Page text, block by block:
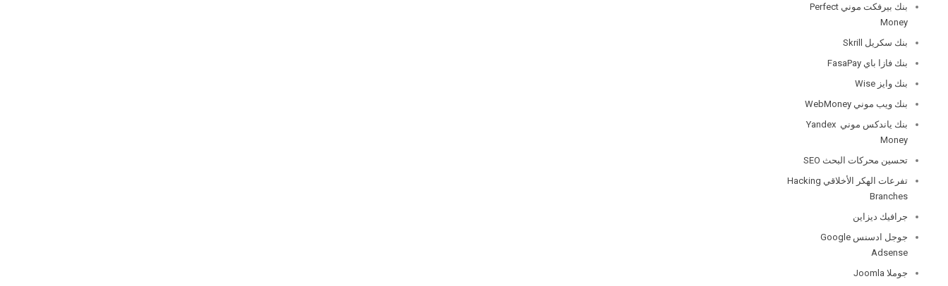
بنك بيرفكت موني Perfect
Money
بنك سكريل Skrill
بنك فازا باي FasaPay
بنك وايز Wise
بنك ويب موني WebMoney
بنك ياندكس موني Yandex
Money
تحسين محركات البحث SEO
تفرعات الهكر الأخلاقي Hacking
Branches
جرافيك ديزاين
جوجل ادسنس Google
Adsense
جوملا Joomla